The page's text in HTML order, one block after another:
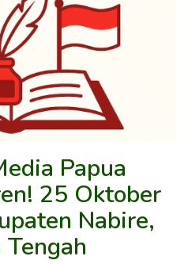
Papua
25 Oktober
Nabire,
Tengah